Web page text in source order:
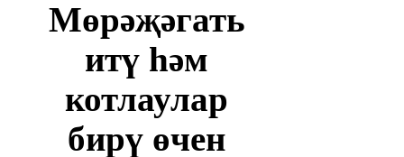
Мөрәҗәгать
итү һәм
котлаулар
бирү өчен